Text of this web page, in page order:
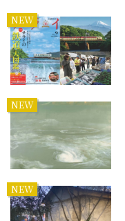
NEW
NEW
NEW